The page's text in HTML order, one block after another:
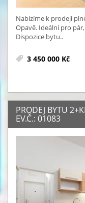
Nabízíme k prodeji
Opavě. Ideální pro
Dispozice bytu..
3 450 000 Kč
PRODEJ BYTU
EV.Č.: 01083